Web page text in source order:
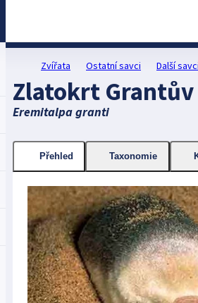
Zvířata Ostatní savci Další savci
Zlatokrt Grantův
Eremitalpa granti
Přehled Taxonomie